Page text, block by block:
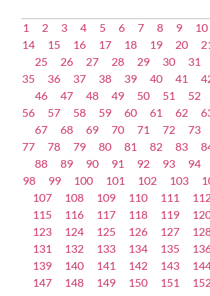
1 2 3 4 5 6 7 8 9 10
14
15 16 17 18 19 20
25
26 27 28 29 30 31
35
36 37 38 39 40 41
46
47 48 49 50 51 52
56
57 58 59 60 61 62
67
68 69 70 71 72 73
77
78 79 80 81 82 83
88
89 90 91 92 93 94
98
99 100 101 102 103
107
108 109 110 111
115
116 117 118 119
123
124 125 126 127
131
132 133 134 135
139
140 141 142 143
147
148 149 150 151